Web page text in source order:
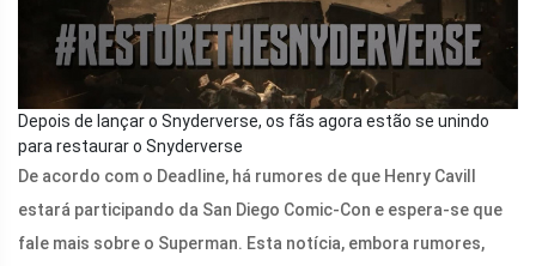
Depois de lançar o Snyderverse, os fãs agora estão se unindo
para restaurar o Snyderverse
De acordo com o Deadline, há rumores de que Henry Cavill
estará participando da San Diego Comic-Con e espera-se que
fale mais sobre o Superman. Esta notícia, embora rumores,